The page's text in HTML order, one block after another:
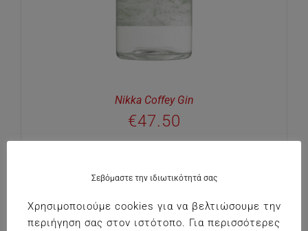
Nikka Coffey Gin
€47.50
Σεβόμαστε την ιδιωτικότητά σας
Χρησιμοποιούμε cookies για να βελτιώσουμε την
περιήγηση σας στον ιστότοπο. Για περισσότερες